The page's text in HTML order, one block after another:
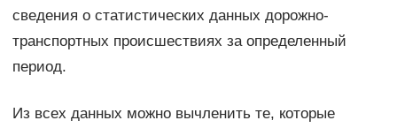
сведения о статистических данных дорожно-
транспортных происшествиях за определенный
период.
Из всех данных можно вычленить те, которые